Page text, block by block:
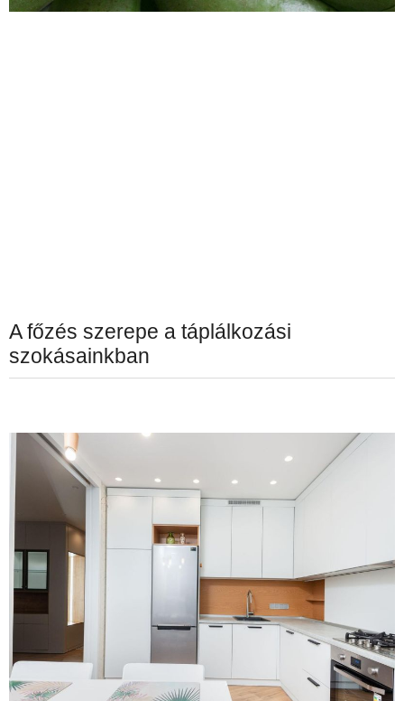
A főzés szerepe a táplálkozási
szokásainkban